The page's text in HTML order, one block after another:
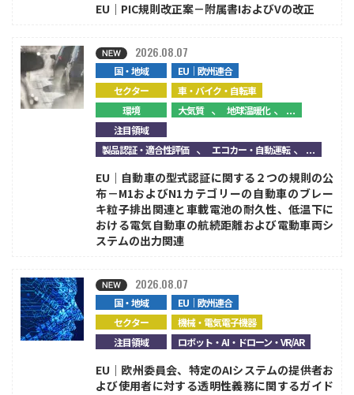
EU｜PIC規則改正案－附属書IおよびVの改正
国・地域
EU｜欧州連合
セクター
車・バイク・自転車
環境
大気質 、地球温暖化、...
注目領域
製品認証・適合性評価 、エコカー・自動運転、...
2026.08.07
EU｜自動車の型式認証に関する２つの規則の公
布－M1およびN1カテゴリーの自動車のブレー
キ粒子排出関連と車載電池の耐久性、低温下に
おける電気自動車の航続距離および電動車両シ
ステムの出力関連
国・地域
EU｜欧州連合
セクター
機械・電気電子機器
注目領域
ロボット・AI・ドローン・VR/AR
2026.08.07
EU｜欧州委員会、特定のAIシステムの提供者お
よび使用者に対する透明性義務に関するガイド